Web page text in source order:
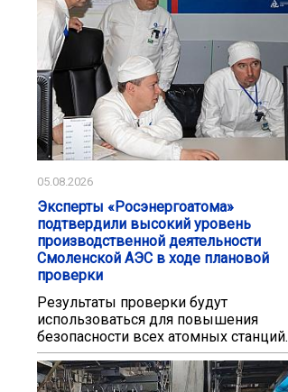
05.08.2026
Эксперты «Росэнергоатома»
подтвердили высокий уровень
производственной деятельности
Смоленской АЭС в ходе плановой
проверки
Результаты проверки будут
использоваться для повышения
безопасности всех атомных станций.